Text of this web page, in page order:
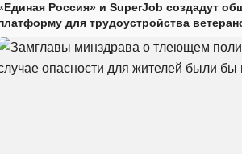
Россия» и SuperJob создадут
для трудоустройства